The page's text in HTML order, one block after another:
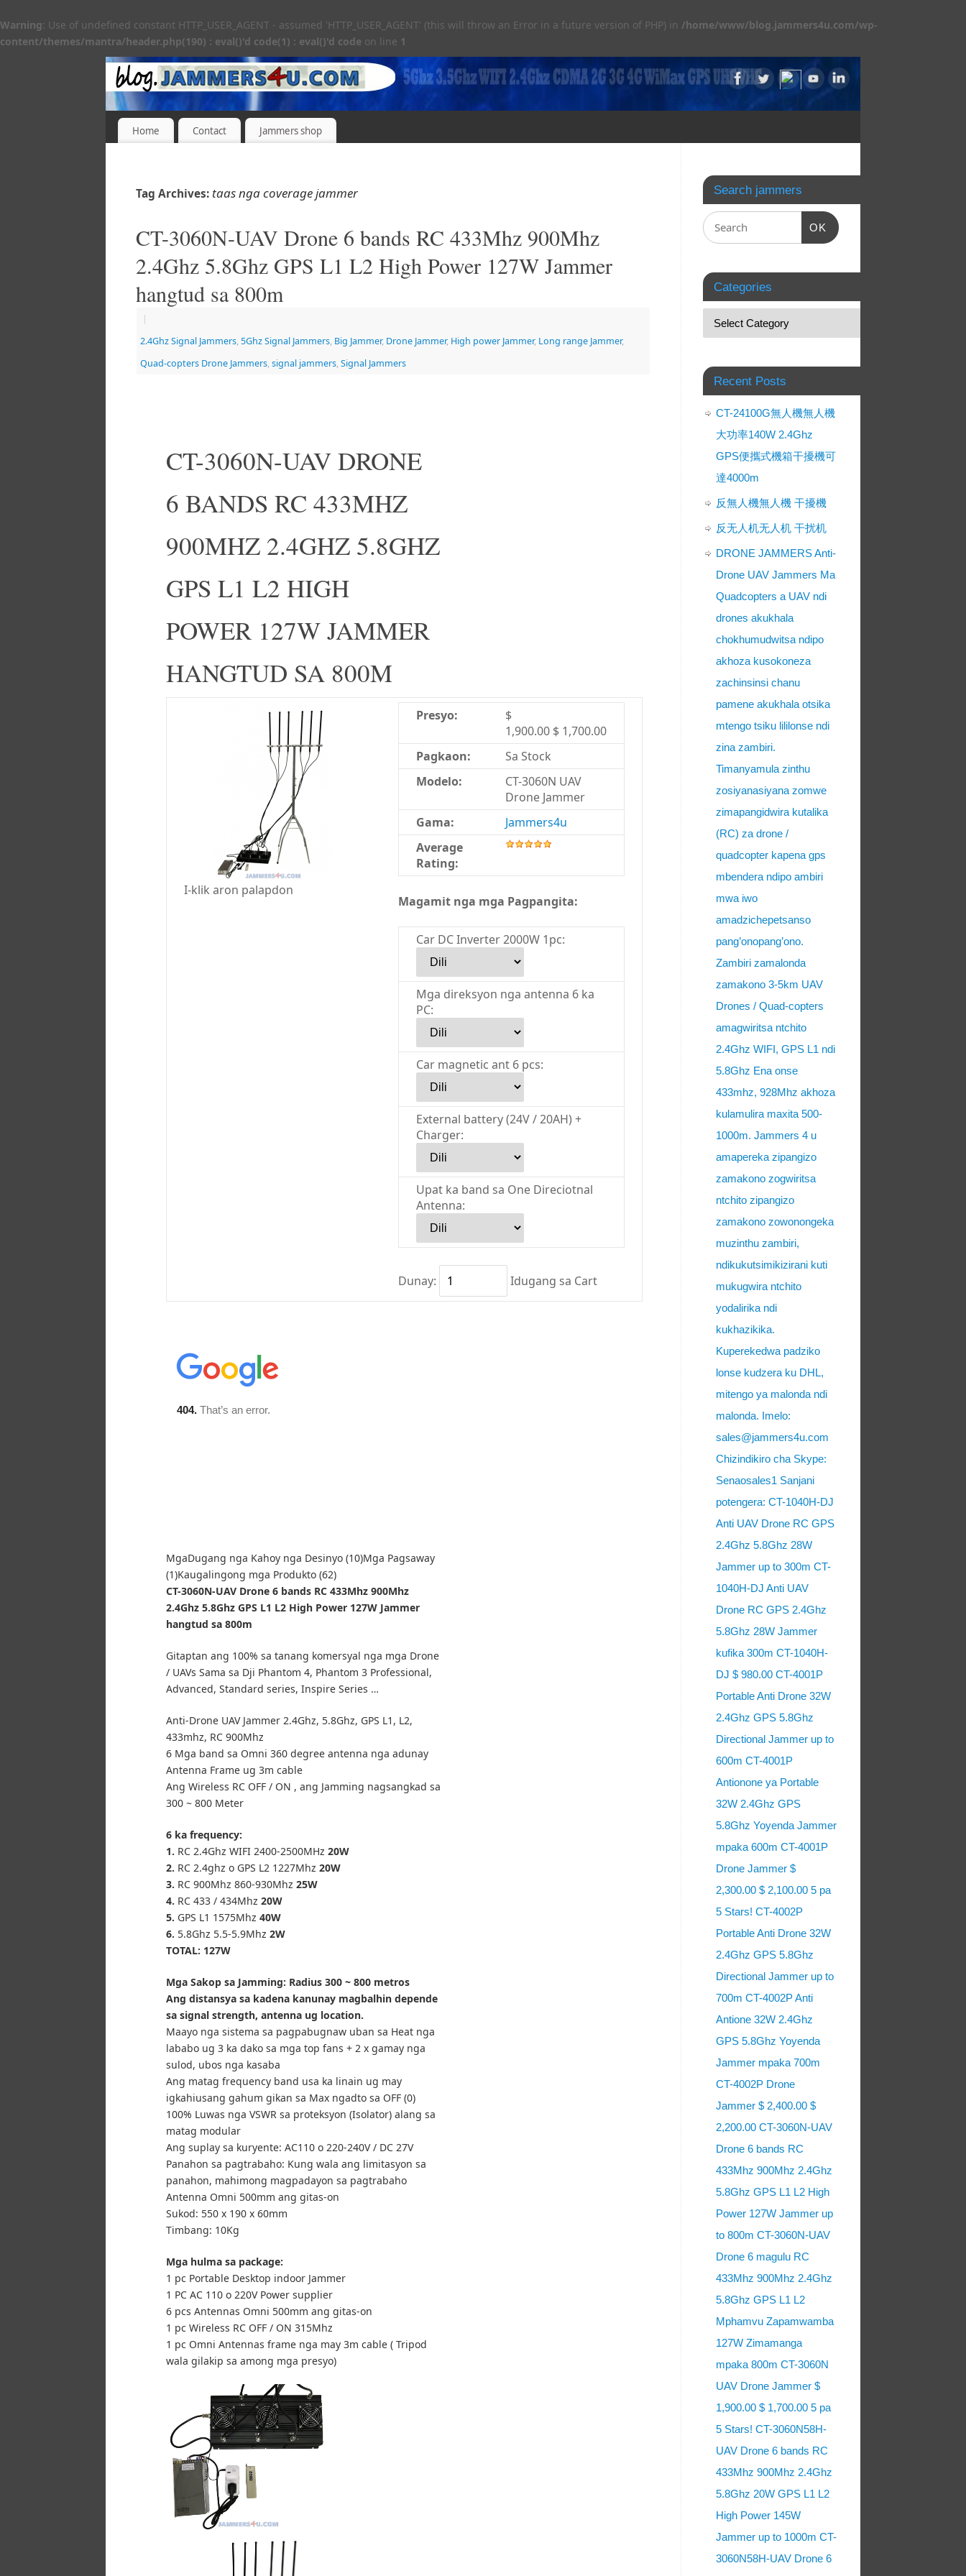
Warning: Use of undefined constant HTTP_USER_AGENT - assumed 'HTTP_USER_AGENT' (this will throw an Error in a future version of PHP) in /home/www/blog.jammers4u.com/wp-
content/themes/mantra/header.php(190) : eval()'d code(1) : eval()'d code on line 1
Home Contact Jammers shop
Tag Archives: taas nga coverage jammer
CT-3060N-UAV Drone 6 bands RC 433Mhz 900Mhz
2.4Ghz 5.8Ghz GPS L1 L2 High Power 127W Jammer
hangtud sa 800m
|
2.4Ghz Signal Jammers, 5Ghz Signal Jammers, Big Jammer, Drone Jammer, High power Jammer, Long range Jammer,
Quad-copters Drone Jammers, signal jammers, Signal Jammers
CT-3060N-UAV DRONE
6 BANDS RC 433MHZ
900MHZ 2.4GHZ 5.8GHZ
GPS L1 L2 HIGH
POWER 127W JAMMER
HANGTUD SA 800M
I-klik aron palapdon
Presyo:
$
1,900.00 $ 1,700.00
Pagkaon:
Sa Stock
Modelo:
CT-3060N UAV
Drone Jammer
Gama:
Jammers4u
Average
Rating:
Magamit nga mga Pagpangita:
Car DC Inverter 2000W 1pc:
Mga direksyon nga antenna 6 ka
PC:
Car magnetic ant 6 pcs:
External battery (24V / 20AH) +
Charger:
Upat ka band sa One Direciotnal
Antenna:
Dunay: Idugang sa Cart
MgaDugang nga Kahoy nga Desinyo (10)Mga Pagsaway
(1)Kaugalingong mga Produkto (62)
CT-3060N-UAV Drone 6 bands RC 433Mhz 900Mhz
2.4Ghz 5.8Ghz GPS L1 L2 High Power 127W Jammer
hangtud sa 800m
Gitaptan ang 100% sa tanang komersyal nga mga Drone
/ UAVs Sama sa Dji Phantom 4, Phantom 3 Professional,
Advanced, Standard series, Inspire Series …
Anti-Drone UAV Jammer 2.4Ghz, 5.8Ghz, GPS L1, L2,
433mhz, RC 900Mhz
6 Mga band sa Omni 360 degree antenna nga adunay
Antenna Frame ug 3m cable
Ang Wireless RC OFF / ON , ang Jamming nagsangkad sa
300 ~ 800 Meter
6 ka frequency:
1. RC 2.4Ghz WIFI 2400-2500MHz 20W
2. RC 2.4ghz o GPS L2 1227Mhz 20W
3. RC 900Mhz 860-930Mhz 25W
4. RC 433 / 434Mhz 20W
5. GPS L1 1575Mhz 40W
6. 5.8Ghz 5.5-5.9Mhz 2W
TOTAL: 127W
Mga Sakop sa Jamming: Radius 300 ~ 800 metros
Ang distansya sa kadena kanunay magbalhin depende
sa signal strength, antenna ug location.
Maayo nga sistema sa pagpabugnaw uban sa Heat nga
lababo ug 3 ka dako sa mga top fans + 2 x gamay nga
sulod, ubos nga kasaba
Ang matag frequency band usa ka linain ug may
igkahiusang gahum gikan sa Max ngadto sa OFF (0)
100% Luwas nga VSWR sa proteksyon (Isolator) alang sa
matag modular
Ang suplay sa kuryente: AC110 o 220-240V / DC 27V
Panahon sa pagtrabaho: Kung wala ang limitasyon sa
panahon, mahimong magpadayon sa pagtrabaho
Antenna Omni 500mm ang gitas-on
Sukod: 550 x 190 x 60mm
Timbang: 10Kg
Mga hulma sa package:
1 pc Portable Desktop indoor Jammer
1 PC AC 110 o 220V Power supplier
6 pcs Antennas Omni 500mm ang gitas-on
1 pc Wireless RC OFF / ON 315Mhz
1 pc Omni Antennas frame nga may 3m cable ( Tripod
wala gilakip sa among mga presyo)
Search jammers
OK
Categories
Recent Posts
CT-24100G無人機無人機
大功率140W 2.4Ghz
GPS便攜式機箱干擾機可
達4000m
反無人機無人機 干擾機
反无人机无人机 干扰机
DRONE JAMMERS Anti-
Drone UAV Jammers Ma
Quadcopters a UAV ndi
drones akukhala
chokhumudwitsa ndipo
akhoza kusokoneza
zachinsinsi chanu
pamene akukhala otsika
mtengo tsiku lililonse ndi
zina zambiri.
Timanyamula zinthu
zosiyanasiyana zomwe
zimapangidwira kutalika
(RC) za drone /
quadcopter kapena gps
mbendera ndipo ambiri
mwa iwo
amadzichepetsanso
pang’onopang’ono.
Zambiri zamalonda
zamakono 3-5km UAV
Drones / Quad-copters
amagwiritsa ntchito
2.4Ghz WIFI, GPS L1 ndi
5.8Ghz Ena onse
433mhz, 928Mhz akhoza
kulamulira maxita 500-
1000m. Jammers 4 u
amapereka zipangizo
zamakono zogwiritsa
ntchito zipangizo
zamakono zowonongeka
muzinthu zambiri,
ndikukutsimikizirani kuti
mukugwira ntchito
yodalirika ndi
kukhazikika.
Kuperekedwa padziko
lonse kudzera ku DHL,
mitengo ya malonda ndi
malonda. Imelo:
sales@jammers4u.com
Chizindikiro cha Skype:
Senaosales1 Sanjani
potengera: CT-1040H-DJ
Anti UAV Drone RC GPS
2.4Ghz 5.8Ghz 28W
Jammer up to 300m CT-
1040H-DJ Anti UAV
Drone RC GPS 2.4Ghz
5.8Ghz 28W Jammer
kufika 300m CT-1040H-
DJ $ 980.00 CT-4001P
Portable Anti Drone 32W
2.4Ghz GPS 5.8Ghz
Directional Jammer up to
600m CT-4001P
Antionone ya Portable
32W 2.4Ghz GPS
5.8Ghz Yoyenda Jammer
mpaka 600m CT-4001P
Drone Jammer $
2,300.00 $ 2,100.00 5 pa
5 Stars! CT-4002P
Portable Anti Drone 32W
2.4Ghz GPS 5.8Ghz
Directional Jammer up to
700m CT-4002P Anti
Antione 32W 2.4Ghz
GPS 5.8Ghz Yoyenda
Jammer mpaka 700m
CT-4002P Drone
Jammer $ 2,400.00 $
2,200.00 CT-3060N-UAV
Drone 6 bands RC
433Mhz 900Mhz 2.4Ghz
5.8Ghz GPS L1 L2 High
Power 127W Jammer up
to 800m CT-3060N-UAV
Drone 6 magulu RC
433Mhz 900Mhz 2.4Ghz
5.8Ghz GPS L1 L2
Mphamvu Zapamwamba
127W Zimamanga
mpaka 800m CT-3060N
UAV Drone Jammer $
1,900.00 $ 1,700.00 5 pa
5 Stars! CT-3060N58H-
UAV Drone 6 bands RC
433Mhz 900Mhz 2.4Ghz
5.8Ghz 20W GPS L1 L2
High Power 145W
Jammer up to 1000m CT-
3060N58H-UAV Drone 6